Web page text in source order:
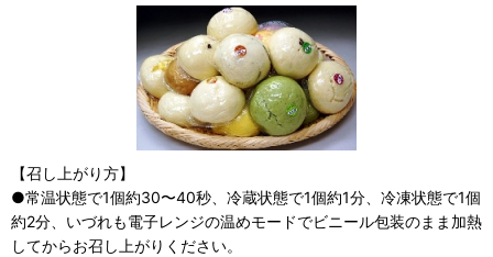
【召し上がり方】
●常温状態で1個約30〜40秒、冷蔵状態で1個約1分、冷凍状態で1個
約2分、いづれも電子レンジの温めモードでビニール包装のまま加熱
してからお召し上がりください。